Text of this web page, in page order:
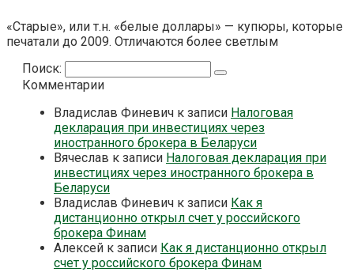
«Старые», или т.н. «белые доллары» — купюры, которые
печатали до 2009. Отличаются более светлым
Поиск:
Комментарии
Владислав Финевич к записи Налоговая
декларация при инвестициях через
иностранного брокера в Беларуси
Вячеслав к записи Налоговая декларация при
инвестициях через иностранного брокера в
Беларуси
Владислав Финевич к записи Как я
дистанционно открыл счет у российского
брокера Финам
Алексей к записи Как я дистанционно открыл
счет у российского брокера Финам